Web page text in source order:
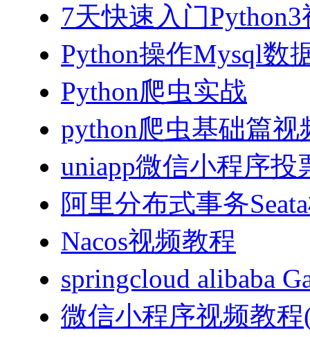
7天快速入门
Python操作Mysql数
Python爬虫实战
python爬虫基础篇视
uniapp微信小程序投
阿里分布式事务
Nacos视频教程
springcloud alibaba
微信小程序视频教程